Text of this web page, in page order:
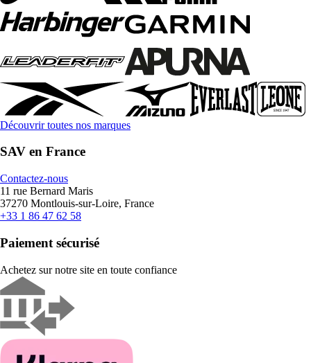
Découvrir toutes nos marques
SAV en France
Contactez-nous
11 rue Bernard Maris
37270 Montlouis-sur-Loire, France
+33 1 86 47 62 58
Paiement sécurisé
Achetez sur notre site en toute confiance